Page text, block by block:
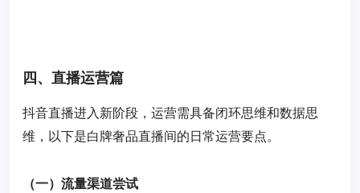
四、直播运营篇
抖音直播进入新阶段，运营需具备闭环思维和数据思
维，以下是白牌奢品直播间的日常运营要点。
（一）流量渠道尝试